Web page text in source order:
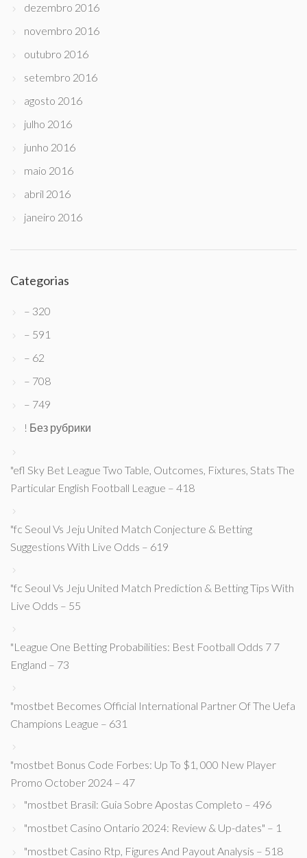
dezembro 2016
novembro 2016
outubro 2016
setembro 2016
agosto 2016
julho 2016
junho 2016
maio 2016
abril 2016
janeiro 2016
Categorias
– 320
– 591
– 62
– 708
– 749
! Без рубрики
"efl Sky Bet League Two Table, Outcomes, Fixtures, Stats The
Particular English Football League – 418
"fc Seoul Vs Jeju United Match Conjecture & Betting
Suggestions With Live Odds – 619
"fc Seoul Vs Jeju United Match Prediction & Betting Tips With
Live Odds – 55
"League One Betting Probabilities: Best Football Odds 7 7
England – 73
"mostbet Becomes Official International Partner Of The Uefa
Champions League – 631
"mostbet Bonus Code Forbes: Up To $1, 000 New Player
Promo October 2024 – 47
"mostbet Brasil: Guia Sobre Apostas Completo – 496
"mostbet Casino Ontario 2024: Review & Up-dates" – 1
"mostbet Casino Rtp, Figures And Payout Analysis – 518